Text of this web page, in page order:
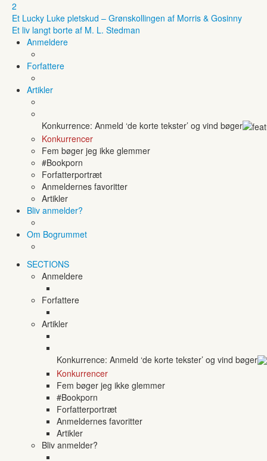
2
Et Lucky Luke pletskud – Grønskollingen af Morris & Gosinny
Et liv langt borte af M. L. Stedman
Anmeldere
Forfattere
Artikler
Konkurrence: Anmeld ‘de korte tekster’ og vind bøger
Konkurrencer
Fem bøger jeg ikke glemmer
#Bookporn
Forfatterportræt
Anmeldernes favoritter
Artikler
Bliv anmelder?
Om Bogrummet
SECTIONS
Anmeldere
Forfattere
Artikler
Konkurrence: Anmeld ‘de korte tekster’ og vind bøger
Konkurrencer
Fem bøger jeg ikke glemmer
#Bookporn
Forfatterportræt
Anmeldernes favoritter
Artikler
Bliv anmelder?